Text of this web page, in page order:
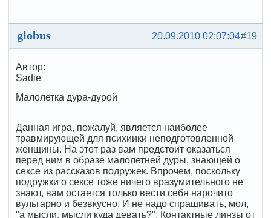
#19
20.09.2010 02:07:04
globus
Автор:
Sadie
Малолетка дура-дурой
Данная игра, пожалуй, является наиболее
травмирующей для психиики неподготовленной
женщины. На этот раз вам предстоит оказаться
перед ним в образе малолетней дуры, знающей о
сексе из рассказов подружек. Впрочем, поскольку
подружки о сексе тоже ничего вразумительного не
знают, вам остается только вести себя нарочито
вульгарно и безвкусно. И не надо спрашивать, мол,
"а мысли, мысли куда девать?". Контактные линзы от